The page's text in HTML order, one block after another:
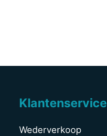
Klantenservice
Wederverkoop